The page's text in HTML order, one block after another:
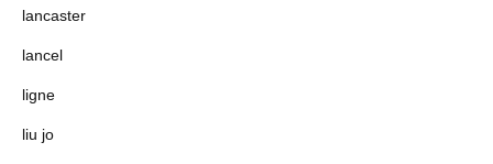
lancaster
lancel
ligne
liu jo